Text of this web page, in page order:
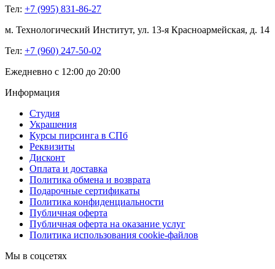
Тел: +7 (995) 831-86-27‬
м. Технологический Институт, ул. 13-я Красноармейская, д. 14
Тел: +7 (960) 247-50-02
Ежедневно с 12:00 до 20:00
Информация
Студия
Украшения
Курсы пирсинга в СПб
Реквизиты
Дисконт
Оплата и доставка
Политика обмена и возврата
Подарочные сертификаты
Политика конфиденциальности
Публичная оферта
Публичная оферта на оказание услуг
Политика использования cookie-файлов
Мы в соцсетях